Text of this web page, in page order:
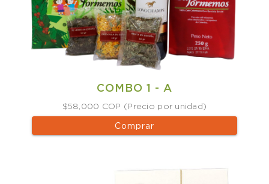
COMBO 1 - A
$58,000 COP (Precio por unidad)
Comprar